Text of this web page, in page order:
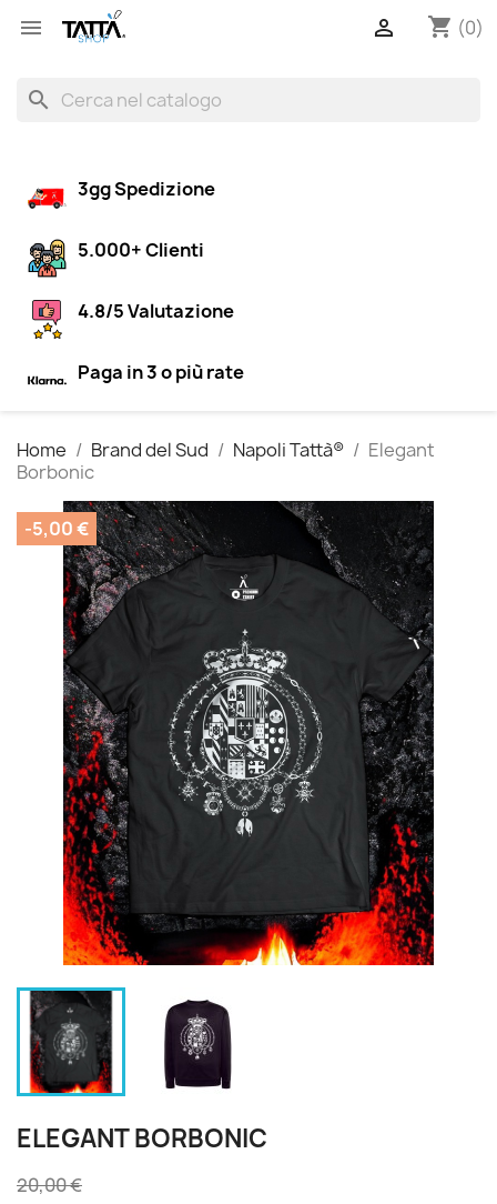
 shopping_cart (0)

search
3gg Spedizione
5.000+ Clienti
4.8/5 Valutazione
Paga in 3 o più rate
Home Brand del Sud Napoli Tattà®
Elegant
Borbonic
-5,00 €
ELEGANT BORBONIC
20,00 €